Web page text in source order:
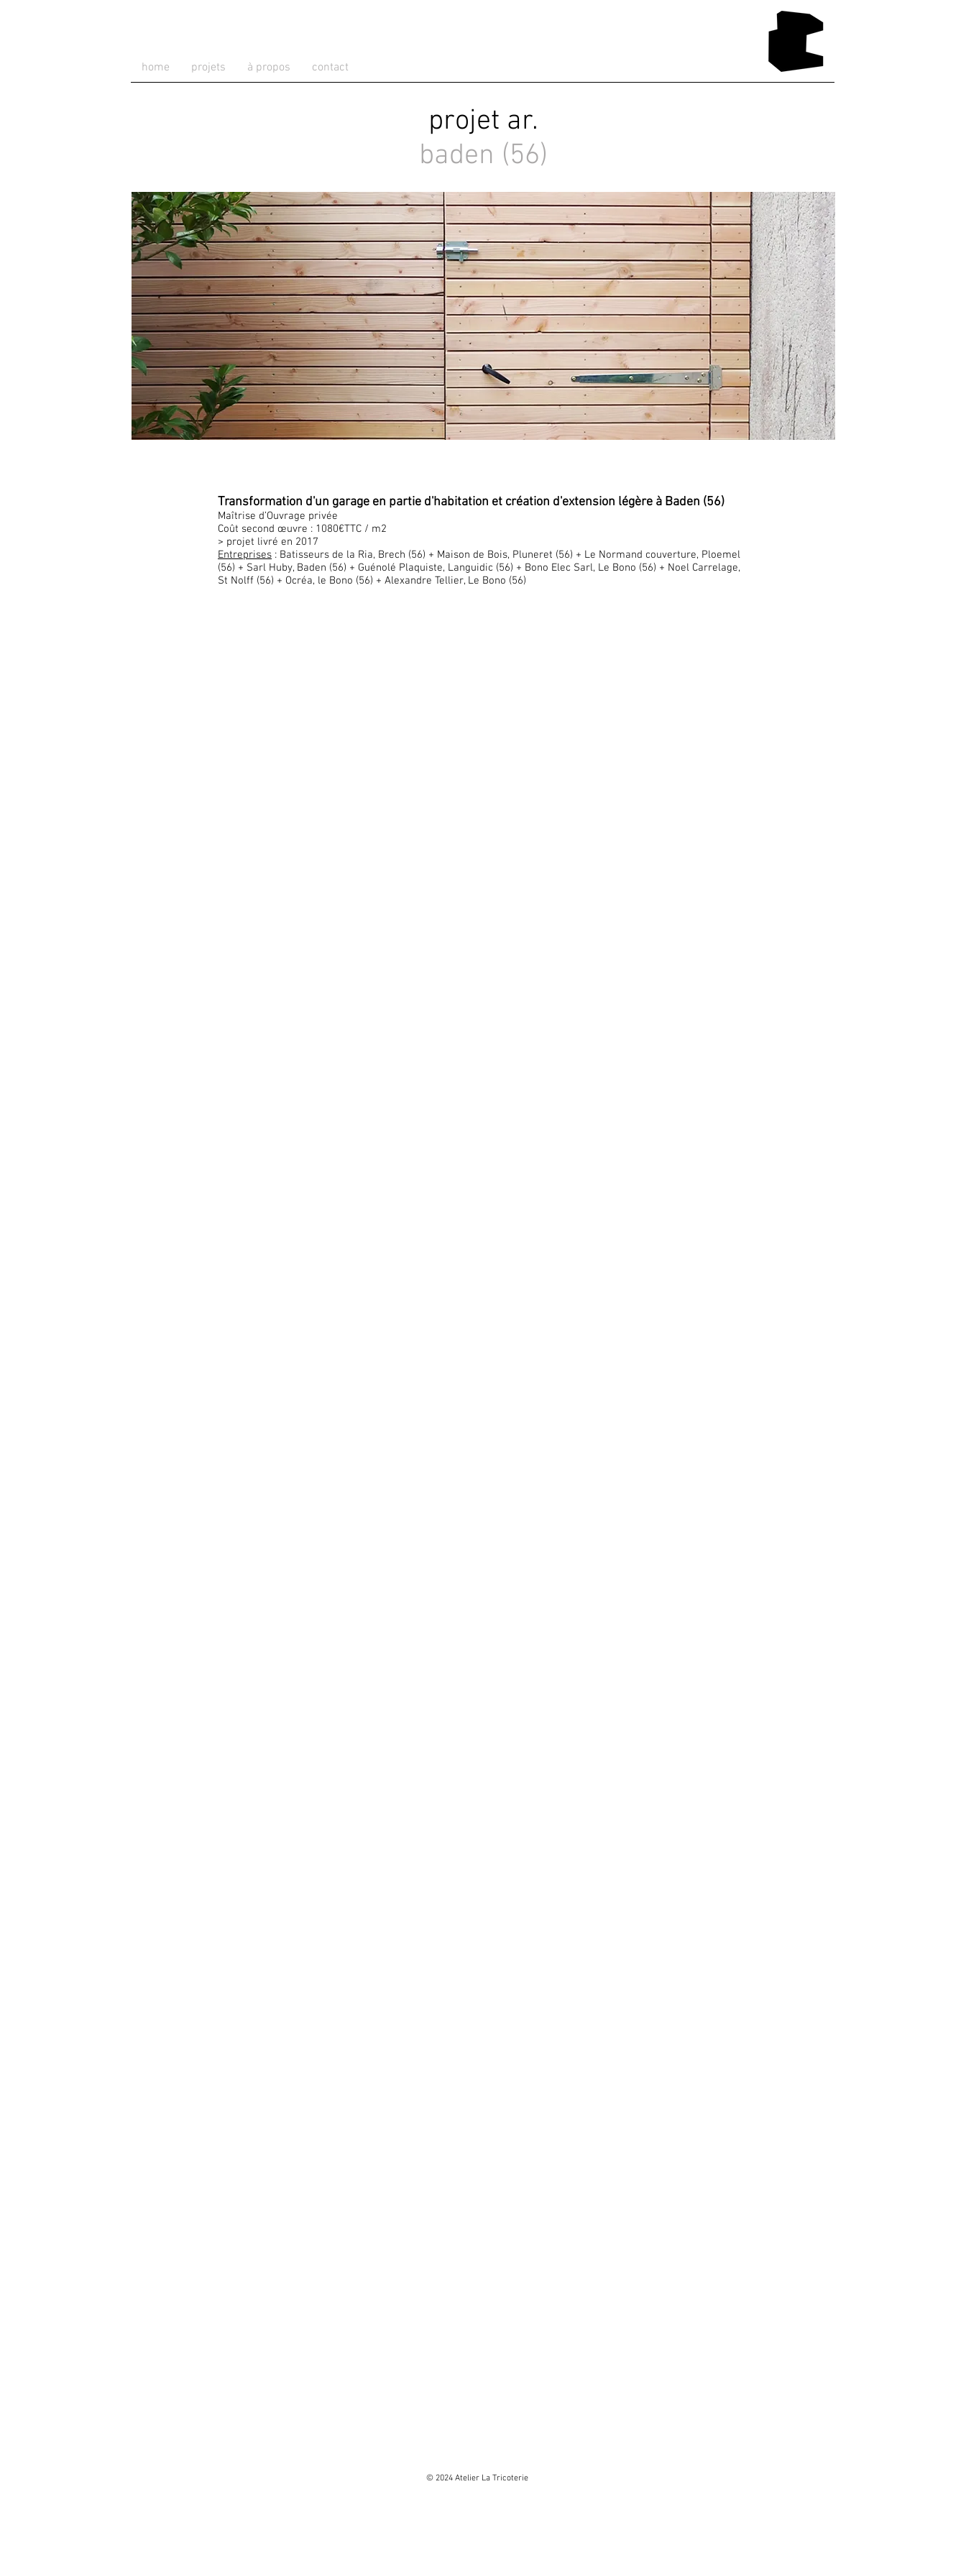
home projets à propos contact
projet ar.
baden (56)
Transformation d'un garage en partie d'habitation et création d'extension légère à Baden (56)
Maîtrise d’Ouvrage privée
Coût second œuvre : 1080€TTC / m2
> projet livré en 2017
Entreprises : Batisseurs de la Ria, Brech (56) + Maison de Bois, Pluneret (56) + Le Normand couverture, Ploemel
(56) + Sarl Huby, Baden (56) + Guénolé Plaquiste, Languidic (56) + Bono Elec Sarl, Le Bono (56) + Noel Carrelage,
St Nolff (56) + Ocréa, le Bono (56) + Alexandre Tellier, Le Bono (56)
© 2024 Atelier La Tricoterie